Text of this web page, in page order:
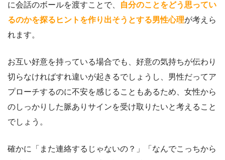
に会話のボールを渡すことで、
自分のことをどう思ってい
るのかを探るヒントを作り出そうとする男性心理が考えら
れます。
お互い好意を持っている場合でも、好意の気持ちが伝わり
切らなければすれ違いが起きるでしょうし、男性だってア
プローチするのに不安を感じることもあるため、女性から
のしっかりした脈ありサインを受け取りたいと考えること
でしょう。
確かに「また連絡するじゃないの？」「なんでこっちから